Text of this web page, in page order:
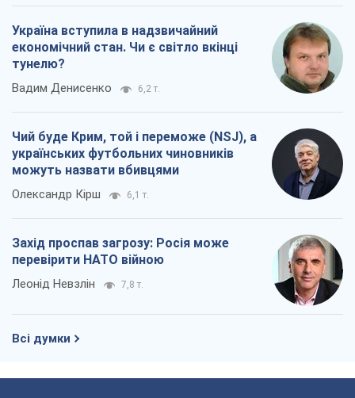
Україна вступила в надзвичайний
економічний стан. Чи є світло вкінці
тунелю?
Вадим Денисенко 6,2 т.
Чий буде Крим, той і переможе (NSJ), а
українських футбольних чиновників
можуть назвати вбивцями
Олександр Кірш 6,1 т.
Захід проспав загрозу: Росія може
перевірити НАТО війною
Леонід Невзлін 7,8 т.
Всі думки